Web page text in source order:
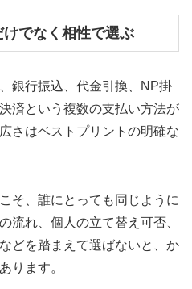
でなく相性で選ぶ
銀行振込、代金引換、NP掛
済という複数の支払い方法が
さはベストプリントの明確な
そ、誰にとっても同じように
流れ、個人の立て替え可否、
どを踏まえて選ばないと、か
ります。